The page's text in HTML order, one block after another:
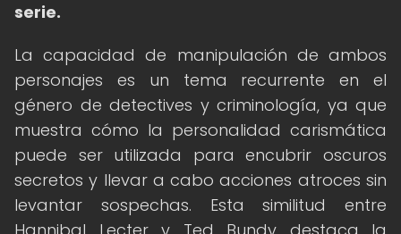
serie.
La capacidad de manipulación de ambos
personajes es un tema recurrente en el
género de detectives y criminología, ya que
muestra cómo la personalidad carismática
puede ser utilizada para encubrir oscuros
secretos y llevar a cabo acciones atroces sin
levantar sospechas. Esta similitud entre